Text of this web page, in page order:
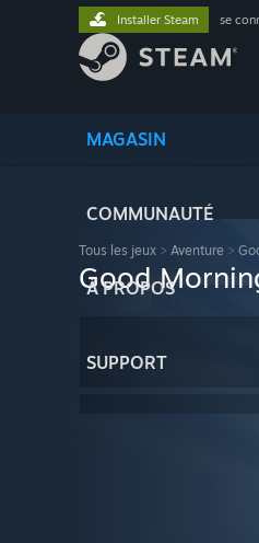
MAGASIN
COMMUNAUTÉ
À PROPOS
SUPPORT
Installer Steam se
Tous les jeux > Aventure >
Good